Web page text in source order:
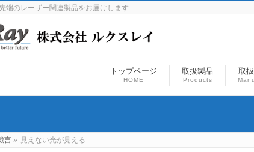
端のレーザー関連製品をお届けします
トップページ
HOME
取扱製品
Products
取
言 » 見えない光が見える